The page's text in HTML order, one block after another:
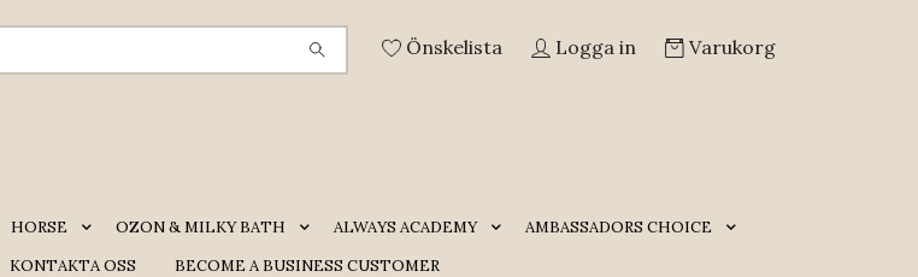
Önskelista Logga in Varukorg
HORSE OZON & MILKY BATH ALWAYS ACADEMY
AMBASSADORS CHOICE
KONTAKTA OSS BECOME A BUSINESS CUSTOMER